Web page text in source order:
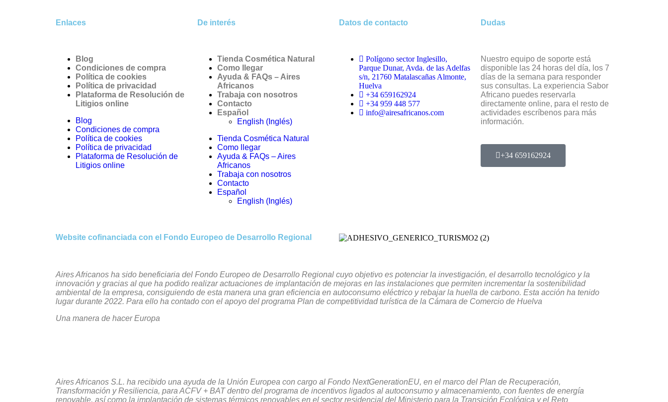
Enlaces
Blog
Condiciones de compra
Política de cookies
Política de privacidad
Plataforma de Resolución de
Litigios online
Blog
Condiciones de compra
Política de cookies
Política de privacidad
Plataforma de Resolución de
Litigios online
De interés
Tienda Cosmética Natural
Como llegar
Ayuda & FAQs – Aires
Africanos
Trabaja con nosotros
Contacto
Español
English ( Inglés)
Tienda Cosmética Natural
Como llegar
Ayuda & FAQs – Aires
Africanos
Trabaja con nosotros
Contacto
Español
English ( Inglés)
Datos de contacto
Polígono sector Inglesillo,
Parque Dunar, Avda. de las Adelfas
s/n, 21760 Matalascañas Almonte,
Huelva
+34 659162924
+34 959 448 577
info@airesafricanos.com
Dudas
Nuestro equipo de soporte está
disponible las 24 horas del día, los 7
días de la semana para responder
sus consultas. La experiencia Sabor
Africano puedes reservarla
directamente online, para el resto de
actividades escríbenos para más
información.
+34 659162924
Website cofinanciada con el Fondo Europeo de Desarrollo Regional
Aires Africanos ha sido beneficiaria del Fondo Europeo de Desarrollo Regional cuyo objetivo es potenciar la investigación, el desarrollo tecnológico y la
innovación y gracias al que ha podido realizar actuaciones de implantación de mejoras en las instalaciones que permiten incrementar la sostenibilidad
ambiental de la empresa, consiguiendo de esta manera una gran eficiencia en autoconsumo eléctrico y rebajar la huella de carbono. Esta acción ha tenido
lugar durante 2022. Para ello ha contado con el apoyo del programa Plan de competitividad turística de la Cámara de Comercio de Huelva
Una manera de hacer Europa
Aires Africanos S.L. ha recibido una ayuda de la Unión Europea con cargo al Fondo NextGenerationEU, en el marco del Plan de Recuperación,
Transformación y Resiliencia, para ACFV + BAT dentro del programa de incentivos ligados al autoconsumo y almacenamiento, con fuentes de energía
renovable, así como la implantación de sistemas térmicos renovables en el sector residencial del Ministerio para la Transición Ecológica y el Reto